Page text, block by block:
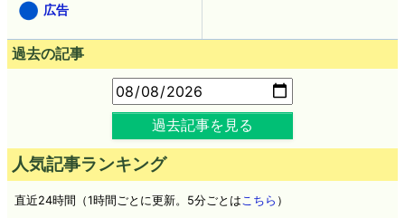
広告
過去の記事
過去記事を見る
人気記事ランキング
直近24時間（1時間ごとに更新。5分ごとは こちら ）